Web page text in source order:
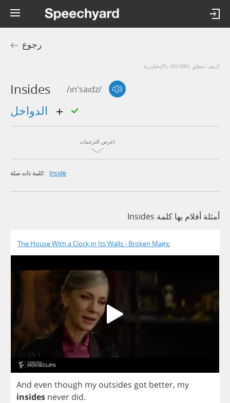
رجوع
كيف تنطق insides بالإنجليزية
Insides /ɪn'saɪdz/
اعرض الترجمات
كلمة ذات صلة: Inside
أمثلة أفلام بها كلمة Insides
The House With a Clock in Its Walls - Broken Magic
And even though my outsides got better, my
insides never did.